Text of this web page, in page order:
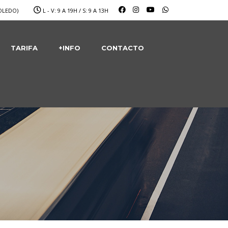
L - V: 9 A 19H / S: 9 A 13H
TARIFA +INFO CONTACTO